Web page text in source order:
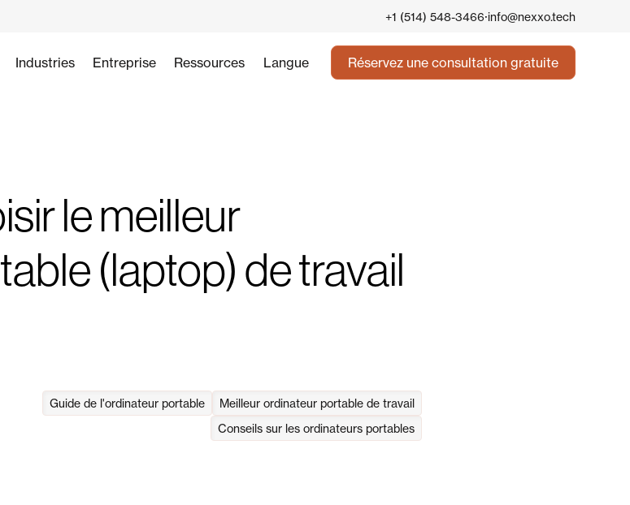
+1 (514) 548-3466·info@nexxo.tech
Industries Entreprise Ressources Langue Réservez une consultation gratuite
le meilleur
(laptop) de travail
Guide de l'ordinateur portable
Meilleur ordinateur portable de travail
Conseils sur les ordinateurs portables